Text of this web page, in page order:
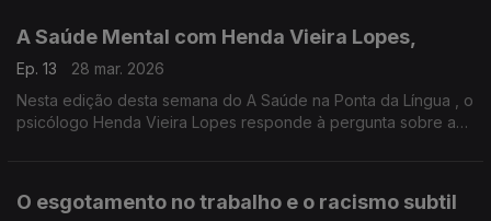
A Saúde Mental com Henda Vieira Lopes,
Ep. 13
28 mar. 2026
Nesta edição desta semana do A Saúde na Ponta da Língua , o
psicólogo Henda Vieira Lopes responde à pergunta sobre a
O esgotamento no trabalho e o racismo subtil